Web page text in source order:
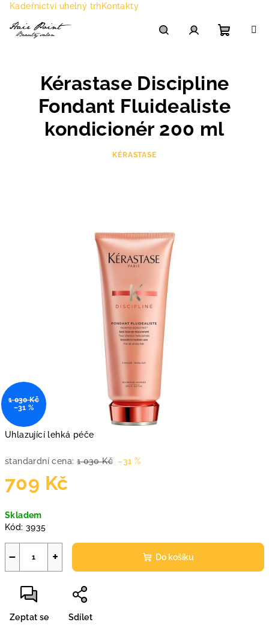
Přejít
obsah
Kadeřnictví uhelný trhKontakty
košík
Uhlazující lehká péče
standardní cena: 1 030 Kč –31 %
709 Kč
cena:
Skladem
Kód: 3935
+
− Do košíku
Zeptat se Sdílet
Kérastase Discipline
Fondant Fluidealiste
kondicionér 200 ml
KÉRASTASE
1 030 Kč
–31 %